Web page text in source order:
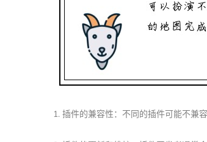
1. 插件的兼容性：不同的插件可能不兼